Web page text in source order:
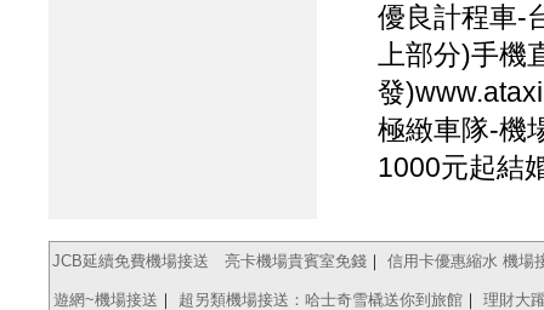
優良計程車-
上部分)手
發
極緻車隊-機
1000元起結
JCB延續免費機場接送 亮卡機場貴賓室免錢 ｜ 信用卡優惠縮水 機場
遊網~機場接送 ｜ 超另類機場接送：哈士奇雪橇送你到旅館｜ 理財大